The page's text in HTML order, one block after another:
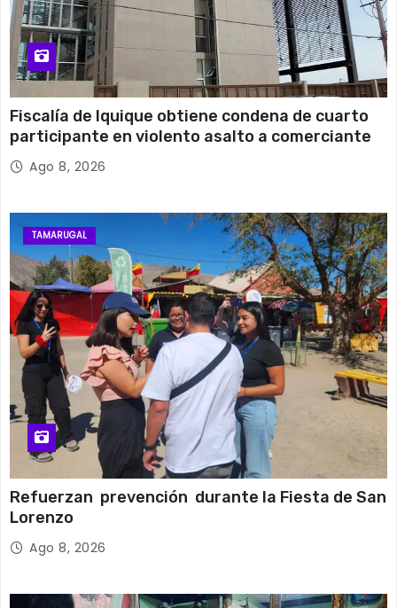
Fiscalía de Iquique obtiene condena de cuarto
participante en violento asalto a comerciante
Ago 8, 2026
TAMARUGAL
Refuerzan prevención durante la Fiesta de San
Lorenzo
Ago 8, 2026